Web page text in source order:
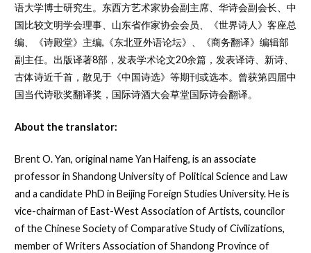
语大学博士研究生。东西方艺术家协会副主席、华诗会副会长、中
国比较文明学会理事、山东省作家协会会员、《世界诗人》客座总
编、《诗殿堂》主编,《东北亚外语论坛》、《商务翻译》编辑部
副主任。出版译著8部，发表学术论文20余篇，发表译诗、新诗、
古体诗近千首，散见于《中国诗选》等期刊或选本。曾获第四届中
国当代诗歌奖翻译奖，国际诗酒大会草堂国际诗会翻译。
About the translator:
Brent O. Yan, original name Yan Haifeng, is an associate
professor in Shandong University of Political Science and Law
and a candidate PhD in Beijing Foreign Studies University. He is
vice-chairman of East-West Association of Artists, councilor
of the Chinese Society of Comparative Study of Civilizations,
member of Writers Association of Shandong Province of